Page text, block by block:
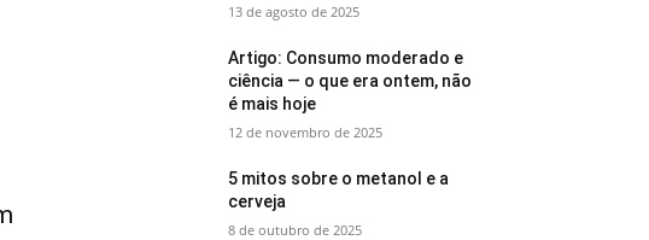
13 de agosto de 2025
Artigo: Consumo moderado e
ciência — o que era ontem, não
é mais hoje
12 de novembro de 2025
5 mitos sobre o metanol e a
cerveja
8 de outubro de 2025